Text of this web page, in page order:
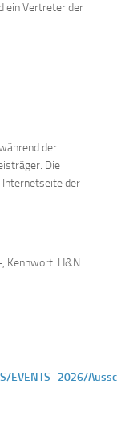
ein Vertreter der
der
Die
der
Kennwort: H&N
EVENTS_2026/